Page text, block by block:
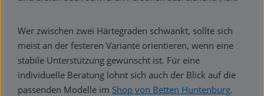
Wer zwischen zwei Härtegraden schwankt, sollte sich
meist an der festeren Variante orientieren, wenn eine
stabile Unterstützung gewünscht ist. Für eine
individuelle Beratung lohnt sich auch der Blick auf die
passenden Modelle im Shop von Betten Huntenburg.